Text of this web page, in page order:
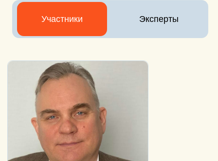
мы знакомимся с каждым
потенциальным участником, чтобы
сохранять качество среды и помогать
людям попадать в формат, который
имя и фамилия
номер телефона
+7